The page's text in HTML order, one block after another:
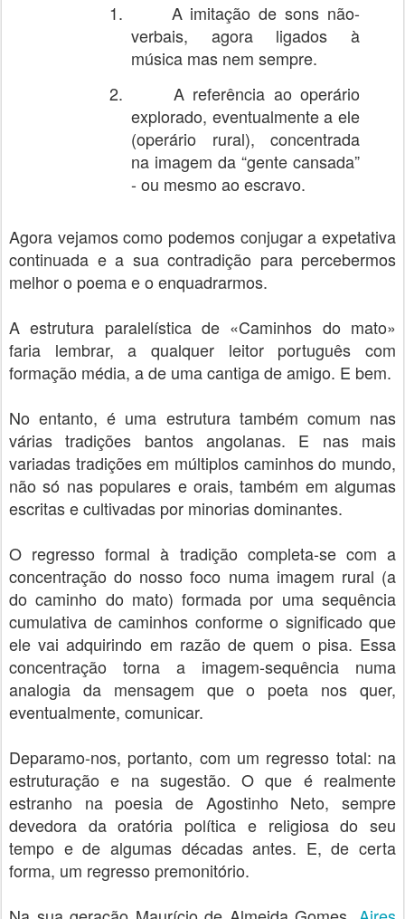
1.
A imitação de sons não-
verbais, agora ligados à
música mas nem sempre.
2.
A referência ao operário
explorado, eventualmente a ele
(operário rural), concentrada
na imagem da “gente cansada”
- ou mesmo ao escravo.
Agora vejamos como podemos conjugar a expetativa
continuada e a sua contradição para percebermos
melhor o poema e o enquadrarmos.
A estrutura paralelística de «Caminhos do mato»
faria lembrar, a qualquer leitor português com
formação média, a de uma cantiga de amigo. E bem.
No entanto, é uma estrutura também comum nas
várias tradições bantos angolanas. E nas mais
variadas tradições em múltiplos caminhos do mundo,
não só nas populares e orais, também em algumas
escritas e cultivadas por minorias dominantes.
O regresso formal à tradição completa-se com a
concentração do nosso foco numa imagem rural (a
do caminho do mato) formada por uma sequência
cumulativa de caminhos conforme o significado que
ele vai adquirindo em razão de quem o pisa. Essa
concentração torna a imagem-sequência numa
analogia da mensagem que o poeta nos quer,
eventualmente, comunicar.
Deparamo-nos, portanto, com um regresso total: na
estruturação e na sugestão. O que é realmente
estranho na poesia de Agostinho Neto, sempre
devedora da oratória política e religiosa do seu
tempo e de algumas décadas antes. E, de certa
forma, um regresso premonitório.